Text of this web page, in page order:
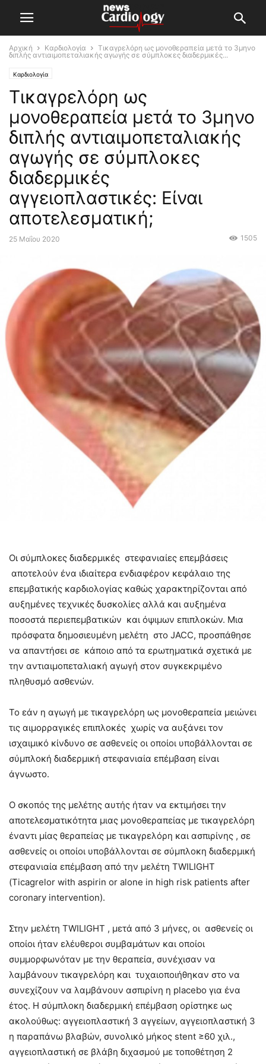
Αρχική Καρδιολογία
Τικαγρελόρη ως μονοθεραπεία μετά το 3μηνο
διπλής αντιαιμοπεταλιακής αγωγής σε σύμπλοκες διαδερμικές...
Καρδιολογία
Τικαγρελόρη ως
μονοθεραπεία μετά το 3μηνο
διπλής αντιαιμοπεταλιακής
αγωγής σε σύμπλοκες
διαδερμικές
αγγειοπλαστικές: Είναι
αποτελεσματική;
25 Μαΐου 2020 1505
Οι σύμπλοκες διαδερμικές στεφανιαίες επεμβάσεις
αποτελούν ένα ιδιαίτερα ενδιαφέρον κεφάλαιο της
επεμβατικής καρδιολογίας καθώς χαρακτηρίζονται από
αυξημένες τεχνικές δυσκολίες αλλά και αυξημένα
ποσοστά περιεπεμβατικών και όψιμων επιπλοκών. Μια
πρόσφατα δημοσιευμένη μελέτη στο JACC, προσπάθησε
να απαντήσει σε κάποιο από τα ερωτηματικά σχετικά με
την αντιαιμοπεταλιακή αγωγή στον συγκεκριμένο
πληθυσμό ασθενών.
To εάν η αγωγή με τικαγρελόρη ως μονοθεραπεία μειώνει
τις αιμορραγικές επιπλοκές χωρίς να αυξάνει τον
ισχαιμικό κίνδυνο σε ασθενείς οι οποίοι υποβάλλονται σε
σύμπλοκή διαδερμική στεφανιαία επέμβαση είναι
άγνωστο.
Ο σκοπός της μελέτης αυτής ήταν να εκτιμήσει την
αποτελεσματικότητα μιας μονοθεραπείας με τικαγρελόρη
έναντι μίας θεραπείας με τικαγρελόρη και ασπιρίνης , σε
ασθενείς οι οποίοι υποβάλλονται σε σύμπλοκη διαδερμική
στεφανιαία επέμβαση από την μελέτη TWILIGHT
(Ticagrelor with aspirin or alone in high risk patients after
coronary intervention).
Στην μελέτη TWILIGHT , μετά από 3 μήνες, οι ασθενείς οι
οποίοι ήταν ελέυθεροι συμβαμάτων και οποίοι
συμμορφωνόταν με την θεραπεία, συνέχισαν να
λαμβάνουν τικαγρελόρη και τυχαιοποιήθηκαν στο να
συνεχίζουν να λαμβάνουν ασπιρίνη η placebo για ένα
έτος. Η σύμπλοκη διαδερμική επέμβαση ορίστηκε ως
ακολούθως: αγγειοπλαστική 3 αγγείων, αγγειοπλαστική 3
η παραπάνω βλαβών, συνολικό μήκος stent ≥60 χιλ.,
αγγειοπλαστική σε βλάβη διχασμού με τοποθέτηση 2